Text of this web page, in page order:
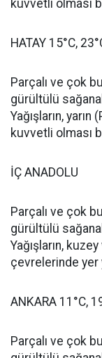
kuvvetli olması
HATAY 15°C,
Parçalı ve çok
gürültülü
Yağışların,
kuvvetli olması
İÇ ANADOLU
Parçalı ve çok
gürültülü
Yağışların,
çevrelerinde yer
ANKARA 11°C,
Parçalı ve çok